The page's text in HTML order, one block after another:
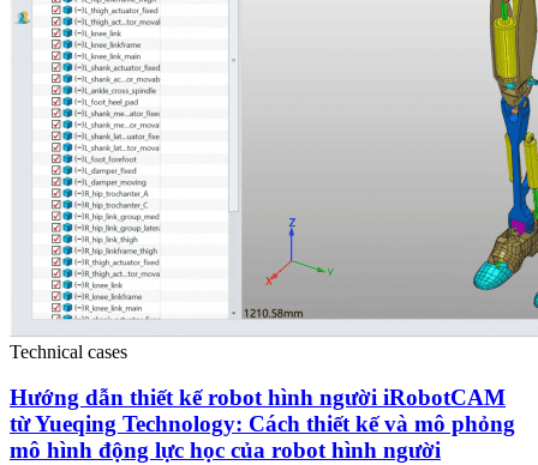
Technical cases
Hướng dẫn thiết kế robot hình người iRobotCAM
từ Yueqing Technology: Cách thiết kế và mô phỏng
mô hình động lực học của robot hình người